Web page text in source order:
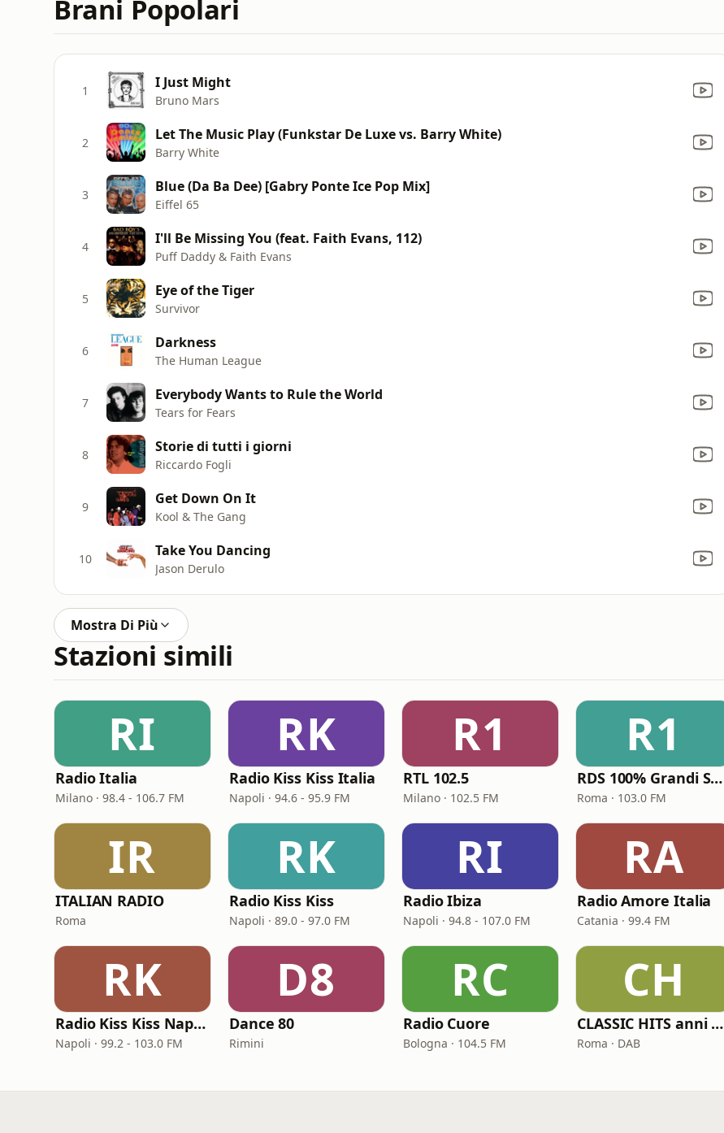
Brani Popolari
1 I Just Might
Bruno Mars
2 Let The Music Play (Funkstar De Luxe vs. Barry White)
Barry White
3 Blue (Da Ba Dee) [Gabry Ponte Ice Pop Mix]
Eiffel 65
4 I'll Be Missing You (feat. Faith Evans, 112)
Puff Daddy & Faith Evans
5 Eye of the Tiger
Survivor
6 Darkness
The Human League
7 Everybody Wants to Rule the World
Tears for Fears
8 Storie di tutti i giorni
Riccardo Fogli
9 Get Down On It
Kool & The Gang
10 Take You Dancing
Jason Derulo
Mostra Di Più
Stazioni simili
RI
Radio Italia
Milano · 98.4 - 106.7 FM
RK
Radio Kiss Kiss Italia
Napoli · 94.6 - 95.9 FM
R1
RTL 102.5
Milano · 102.5 FM
R1
RDS 100% Grandi Successi
Roma · 103.0 FM
IR
ITALIAN RADIO
Roma
RK
Radio Kiss Kiss
Napoli · 89.0 - 97.0 FM
RI
Radio Ibiza
Napoli · 94.8 - 107.0 FM
RA
Radio Amore Italia
Catania · 99.4 FM
RK
Radio Kiss Kiss Napoli
Napoli · 99.2 - 103.0 FM
D8
Dance 80
Rimini
RC
Radio Cuore
Bologna · 104.5 FM
CH
CLASSIC HITS anni 70 80 90
Roma · DAB